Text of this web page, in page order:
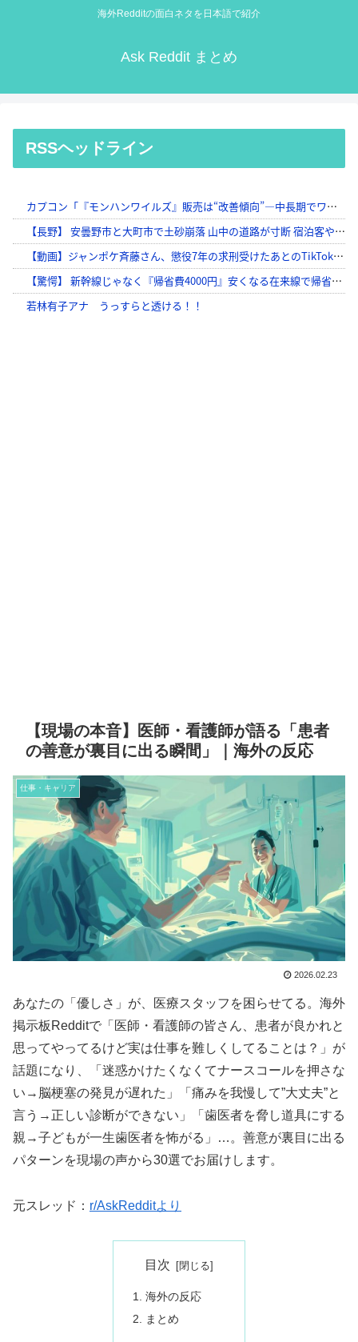
海外Redditの面白ネタを日本語で紹介
Ask Reddit まとめ
RSSヘッドライン
【現場の本音】医師・看護師が語る「患者
の善意が裏目に出る瞬間」｜海外の反応
仕事・キャリア
2026.02.23
あなたの「優しさ」が、医療スタッフを困らせてる。海外
掲示板Redditで「医師・看護師の皆さん、患者が良かれと
思ってやってるけど実は仕事を難しくしてることは？」が
話題になり、「迷惑かけたくなくてナースコールを押さな
い→脳梗塞の発見が遅れた」「痛みを我慢して”大丈夫”と
言う→正しい診断ができない」「歯医者を脅し道具にする
親→子どもが一生歯医者を怖がる」…。善意が裏目に出る
パターンを現場の声から30選でお届けします。
元スレッド： r/AskRedditより
目次
海外の反応
まとめ